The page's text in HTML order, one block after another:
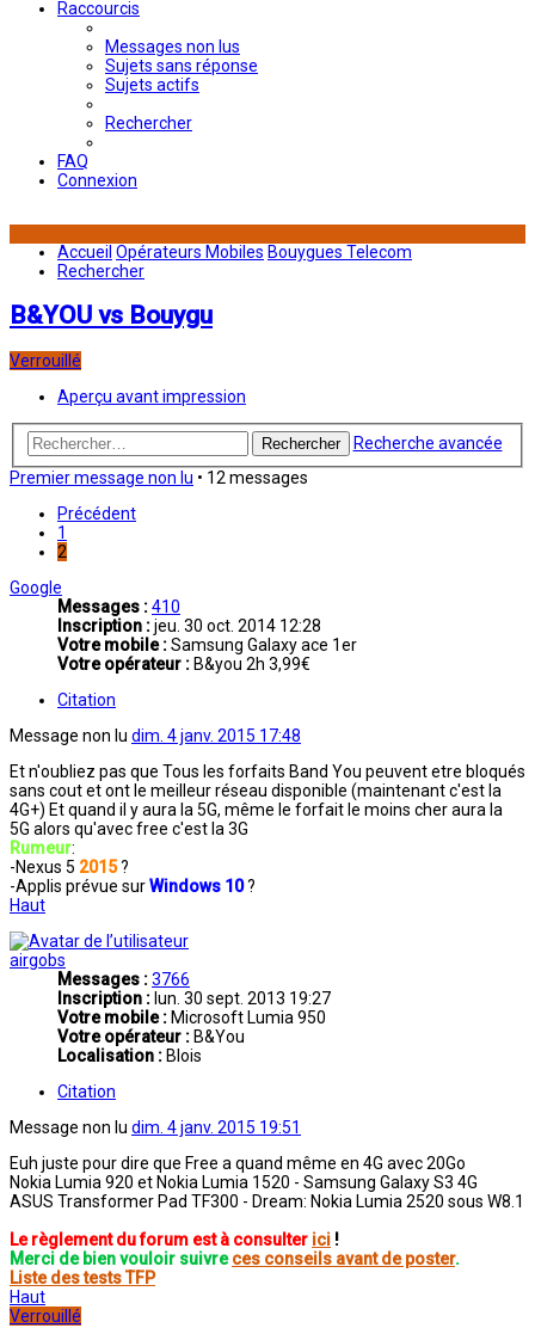
Raccourcis
Messages non lus
Sujets sans réponse
Sujets actifs
Rechercher
FAQ
Connexion
Accueil Opérateurs Mobiles Bouygues Telecom
Rechercher
B&YOU vs Bouygu
Verrouillé
Aperçu avant impression
Rechercher
Recherche avancée
Premier message non lu • 12 messages
Précédent
1
2
Google
Messages :410
Inscription :jeu. 30 oct. 2014 12:28
Votre mobile :Samsung Galaxy ace 1er
Votre opérateur : B&you 2h 3,99€
Citation
Message non lu dim. 4 janv. 2015 17:48
Et n'oubliez pas que Tous les forfaits Band You peuvent etre bloqués
sans cout et ont le meilleur réseau disponible (maintenant c'est la
4G+) Et quand il y aura la 5G, même le forfait le moins cher aura la
5G alors qu'avec free c'est la 3G
Rumeur:
-Nexus 5 2015?
-Applis prévue surWindows 10?
Haut
airgobs
Messages :3766
Inscription : lun. 30 sept. 2013 19:27
Votre mobile : Microsoft Lumia 950
Votre opérateur : B&You
Localisation : Blois
Citation
Message non lu dim. 4 janv. 2015 19:51
Euh juste pour dire que Free a quand même en 4G avec 20Go
Nokia Lumia 920 et Nokia Lumia 1520 - Samsung Galaxy S3 4G
ASUS Transformer Pad TF300 - Dream: Nokia Lumia 2520 sous W8.1
Le règlement du forum est à consulter ici !
Merci de bien vouloir suivreces conseils avant de poster.
Liste des tests TFP
Haut
Verrouillé